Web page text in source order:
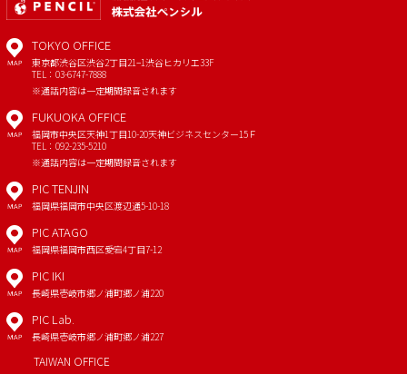
MAP
TOKYO OFFICE
東京都渋谷区渋谷2丁目21−1渋谷ヒカリエ33F
TEL：03-6747-7888
※通話内容は一定期間録音されます
MAP
FUKUOKA OFFICE
福岡市中央区天神1丁目10-20天神ビジネスセンター15Ｆ
TEL：092-235-5210
※通話内容は一定期間録音されます
MAP
PIC TENJIN
福岡県福岡市中央区渡辺通5-10-18
MAP
PIC ATAGO
福岡県福岡市西区愛宕4丁目7-12
MAP
PIC IKI
長崎県壱岐市郷ノ浦町郷ノ浦220
MAP
PIC Lab.
長崎県壱岐市郷ノ浦町郷ノ浦227
TAIWAN OFFICE